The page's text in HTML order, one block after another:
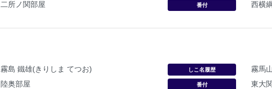
二所ノ関部屋 番付 西横綱
霧島 鐵雄(きりしま てつお)
陸奥部屋
しこ名履歴 霧馬
番付 東大関